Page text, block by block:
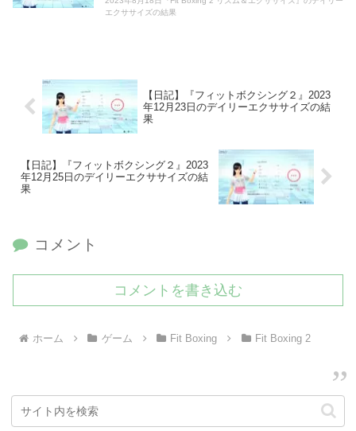
エクササイズの結果
【日記】『フィットボクシング２』2023
年12月23日のデイリーエクササイズの結
果
【日記】『フィットボクシング２』2023
年12月25日のデイリーエクササイズの結
果
コメント
コメントを書き込む
ホーム ゲーム Fit Boxing Fit Boxing 2